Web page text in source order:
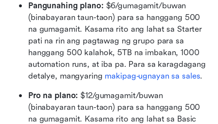
Pangunahing plano: $6/gumagamit/buwan
(binabayaran taun-taon) para sa hanggang 500
na gumagamit. Kasama rito ang lahat sa Starter
pati na rin ang pagtawag ng grupo para sa
hanggang 500 kalahok, 5TB na imbakan, 1000
automation runs, at iba pa. Para sa karagdagang
detalye, mangyaring makipag-ugnayan sa sales.
Pro na plano: $12/gumagamit/buwan
(binabayaran taun-taon) para sa hanggang 500
na gumagamit. Kasama rito ang lahat sa Basic